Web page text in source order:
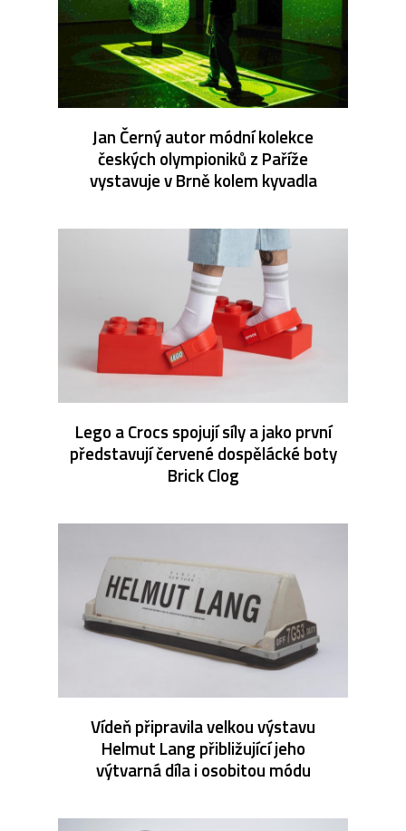
Jan Černý autor módní kolekce
českých olympioniků z Paříže
vystavuje v Brně kolem kyvadla
Lego a Crocs spojují síly a jako první
představují červené dospělácké boty
Brick Clog
Vídeň připravila velkou výstavu
Helmut Lang přibližující jeho
výtvarná díla i osobitou módu